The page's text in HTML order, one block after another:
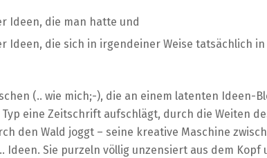
Ideen, die man hatte und
Ideen, die sich in irgendeiner Weise tatsächlich
(.. wie mich;-), die an einem latenten Ideen-
eine Zeitschrift aufschlägt, durch die Weiten
den Wald joggt – seine kreative Maschine
Sie purzeln völlig unzensiert aus dem Kopf